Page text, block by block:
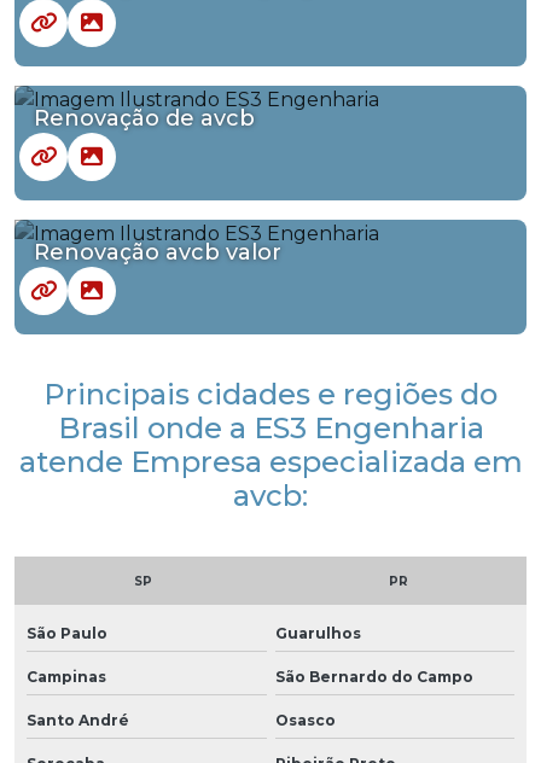
Renovação de avcb
Renovação avcb valor
Principais cidades e regiões do
Brasil onde a ES3 Engenharia
atende Empresa especializada em
avcb:
SP PR
São Paulo Guarulhos
Campinas São Bernardo do Campo
Santo André Osasco